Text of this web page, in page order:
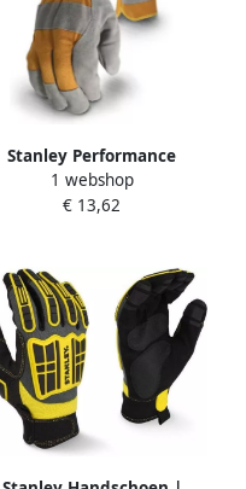
Stanley Performance
Lederen Handschoen |
SY780L EU
1 webshop
€ 13,62